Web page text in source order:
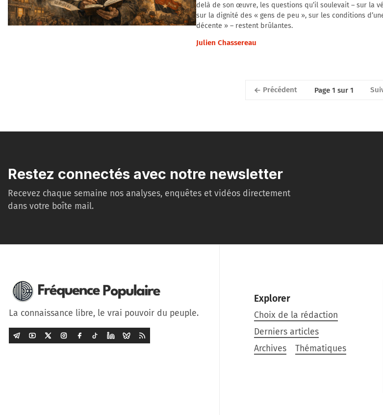
delà de son œuvre, les questions qu’il soulevait – sur la
sur la dignité des « gens de peu », sur les conditions
décente » – restent brûlantes.
Julien Chassereau
Précédent Page 1 sur 1
Restez connectés avec notre newsletter
Recevez chaque semaine nos analyses, enquêtes et vidéos directement
dans votre boîte mail.
La connaissance libre, le vrai pouvoir du peuple.
Explorer
Choix de la rédaction
Derniers articles
Archives
Thématiques